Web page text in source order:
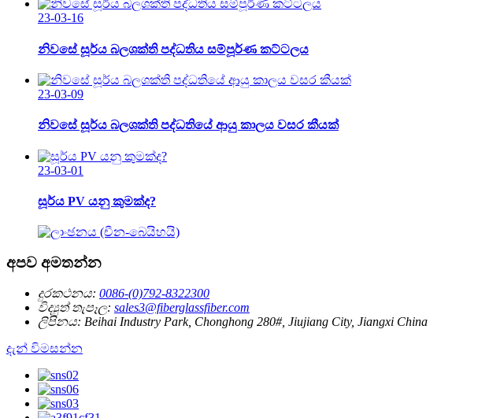
23-03-16
නිවසේ සූර්ය බලශක්ති පද්ධතිය සම්පූර්ණ කට්ටලය
23-03-09
නිවසේ සූර්ය බලශක්ති පද්ධතියේ ආයු කාලය වසර කීයක්
23-03-01
සූර්ය PV යනු කුමක්ද?
අපව අමතන්න
දුරකථනය: 0086-(0)792-8322300
විද්‍යුත් තැපෑල: sales3@fiberglassfiber.com
ලිපිනය: Beihai Industry Park, Chonghong 280#, Jiujiang City, Jiangxi China
දැන් විමසන්න